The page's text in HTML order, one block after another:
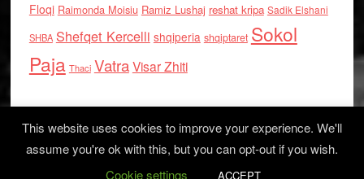
Floqi Raimonda Moisiu Ramiz Lushaj reshat kripa Sadik Elshani
SHBA Shefqet Kercelli shqiperia shqiptaret Sokol
Paja Thaci VatraVisar Zhiti
Log in
This website uses cookies to improve your experience. We'll
assume you're ok with this, but you can opt-out if you wish.
Cookie settings
ACCEPT